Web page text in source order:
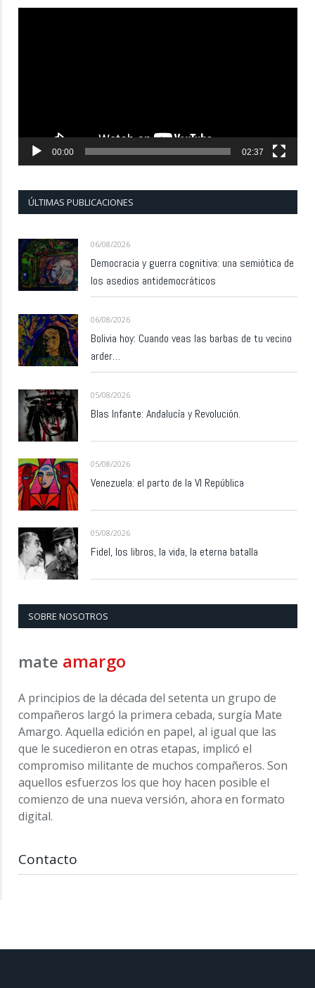
00:00 02:37
ÚLTIMAS PUBLICACIONES
06/08/2026
Democracia y guerra cognitiva: una semiótica de
los asedios antidemocráticos
06/08/2026
Bolivia hoy: Cuando veas las barbas de tu vecino
arder…
05/08/2026
Blas Infante: Andalucía y Revolución.
05/08/2026
Venezuela: el parto de la VI República
05/08/2026
Fidel, los libros, la vida, la eterna batalla
SOBRE NOSOTROS
mate amargo
A principios de la década del setenta un grupo de
compañeros largó la primera cebada, surgía Mate
Amargo. Aquella edición en papel, al igual que las
que le sucedieron en otras etapas, implicó el
compromiso militante de muchos compañeros. Son
aquellos esfuerzos los que hoy hacen posible el
comienzo de una nueva versión, ahora en formato
digital.
Contacto